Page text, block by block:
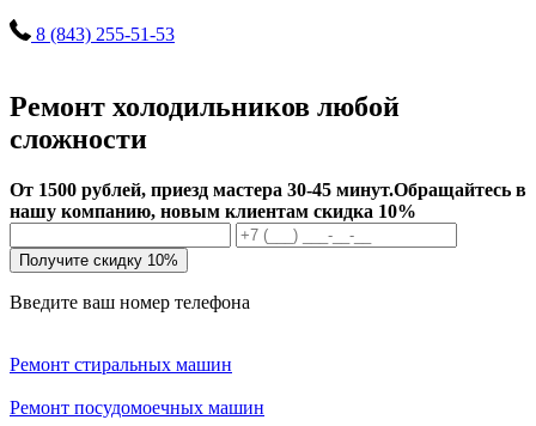
8 (843) 255-51-53
Ремонт холодильников любой
сложности
От 1500 рублей, приезд мастера 30-45 минут.Обращайтесь в
нашу компанию, новым клиентам скидка 10%
Получите скидку 10%
Введите ваш номер телефона
Ремонт стиральных машин
Ремонт посудомоечных машин